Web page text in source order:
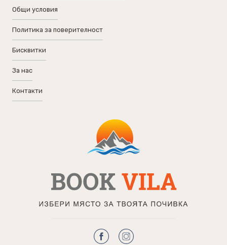
Общи условия
Политика за поверителност
Бисквитки
За нас
Контакти